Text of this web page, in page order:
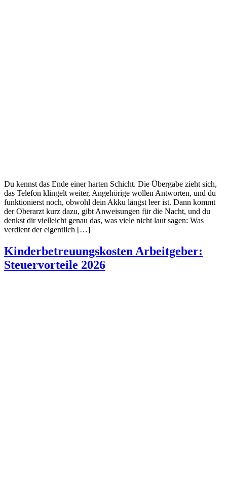
Du kennst das Ende einer harten Schicht. Die Übergabe zieht sich,
das Telefon klingelt weiter, Angehörige wollen Antworten, und du
funktionierst noch, obwohl dein Akku längst leer ist. Dann kommt
der Oberarzt kurz dazu, gibt Anweisungen für die Nacht, und du
denkst dir vielleicht genau das, was viele nicht laut sagen: Was
verdient der eigentlich […]
Kinderbetreuungskosten Arbeitgeber:
Steuervorteile 2026